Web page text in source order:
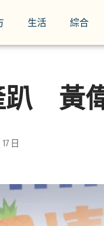
生活 綜合
趴 黃
日